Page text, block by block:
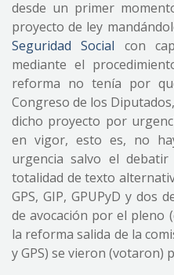
desde un primer
proyecto de ley
Seguridad Social con
mediante el
reforma no tenía por
Congreso de los
dicho proyecto por
en vigor, esto es, no
urgencia salvo el
totalidad de texto
GPS, GIP, GPUPyD y dos
de avocación por el pleno
la reforma salida de la
y GPS) se vieron (votaron)